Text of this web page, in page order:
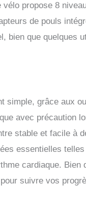
propose 8
de pouls
bien que quelques
simple, grâce aux
avec précaution
stable et facile à
essentielles
cardiaque. Bien
suivre vos